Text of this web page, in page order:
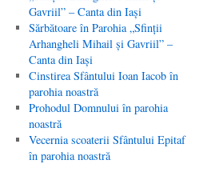
Gavriil” – Canta din Iaşi
Sărbătoare în Parohia „Sfinţii
Arhangheli Mihail şi Gavriil” –
Canta din Iaşi
Cinstirea Sfântului Ioan Iacob în
parohia noastră
Prohodul Domnului în parohia
noastră
Vecernia scoaterii Sfântului Epitaf
în parohia noastră